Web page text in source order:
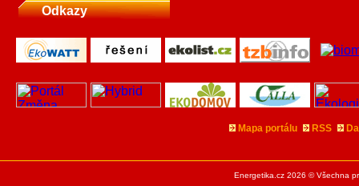
Odkazy
Mapa portálu RSS
Energetika.cz 2026 © Všechna